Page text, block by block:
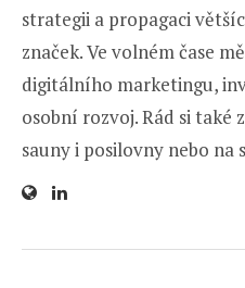
strategii a propagaci
značek. Ve volném čase
digitálního marketingu,
osobní rozvoj. Rád si také
sauny i posilovny nebo na